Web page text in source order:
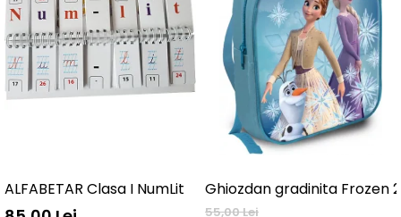
ALFABETAR Clasa I NumLit Ghiozdan gradinita Frozen
55,00 Lei